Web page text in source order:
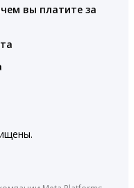
вы платите за